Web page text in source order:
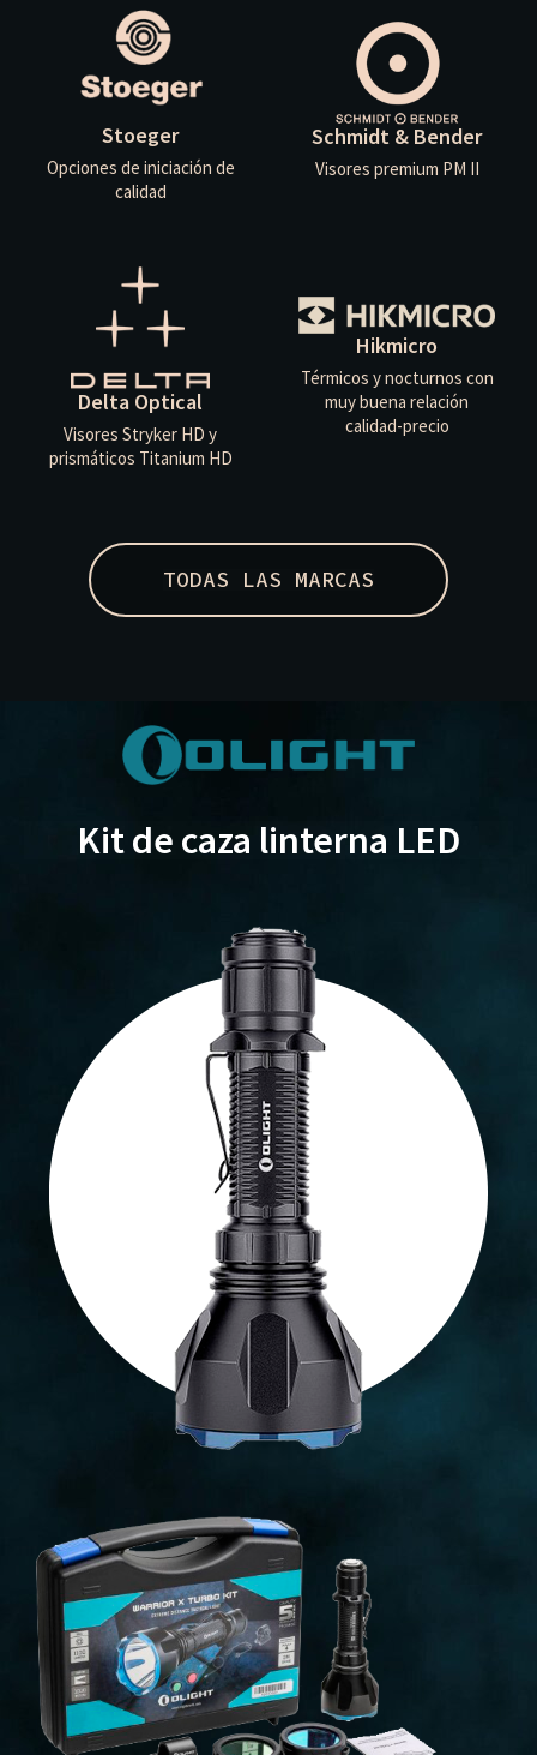
Stoeger
Opciones de iniciación de
calidad
Schmidt & Bender
Visores premium PM II
Delta Optical
Visores Stryker HD y
prismáticos Titanium HD
Hikmicro
Térmicos y nocturnos con
muy buena relación
calidad-precio
TODAS LAS MARCAS
Kit de caza linterna LED